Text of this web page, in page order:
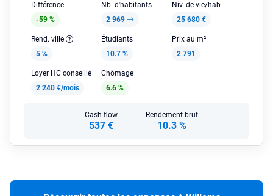
Différence
-59 %
Nb. d'habitants
2 969
Niv. de vie/hab
25 680 €
Rend. ville
5 %
Étudiants
10.7 %
Prix au m²
2 791
Loyer HC conseillé
2 240 €/mois
Chômage
6.6 %
Cash flow
537 €
Rendement brut
10.3 %